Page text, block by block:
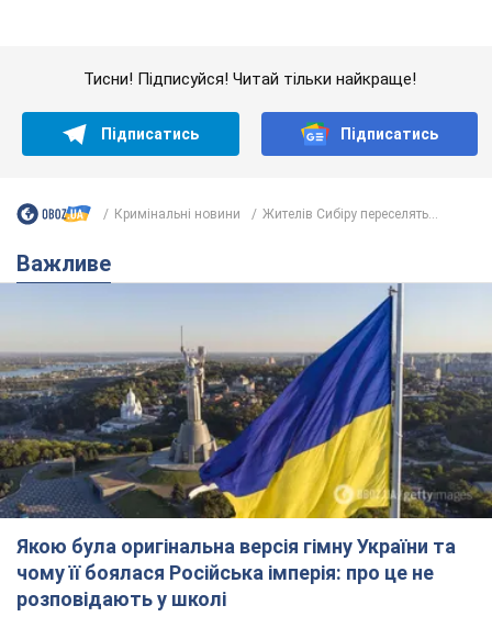
Якою була оригінальна версія гімну України та
чому її боялася Російська імперія: про це не
Державним символом є тільки перший куплет та приспів пісні
7 годин тому 32,0 т.
Олександру Пономарьову – 53: що
відомо про трьох дітей секс-
символа 90-х та який вигляд вони
За розвитком кар'єри артист не забував про
особисте щастя
9.08.2026 04:01